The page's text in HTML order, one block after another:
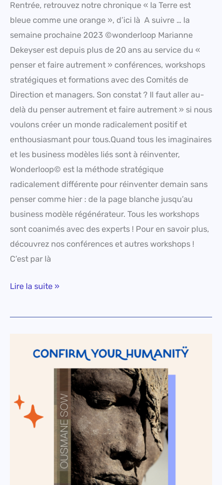
Rentrée, retrouvez notre chronique « la Terre est
bleue comme une orange », d’ici là A suivre … la
semaine prochaine 2023 ©wonderloop Marianne
Dekeyser est depuis plus de 20 ans au service du «
penser et faire autrement » conférences, workshops
stratégiques et formations avec des Comités de
Direction et managers. Son constat ? Il faut aller au-
delà du penser autrement et faire autrement » si nous
voulons créer un monde radicalement positif et
enthousiasmant pour tous.Quand tous les imaginaires
et les business modèles liés sont à réinventer,
Wonderloop© est la méthode stratégique
radicalement différente pour réinventer demain sans
penser comme hier : de la page blanche jusqu’au
business modèle régénérateur. Tous les workshops
sont coanimés avec des experts ! Pour en savoir plus,
découvrez nos conférences et autres workshops !
C’est par là
Lire la suite »